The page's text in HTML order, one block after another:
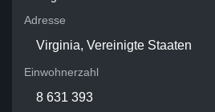
Adresse
Virginia, Vereinigte Staaten
Einwohnerzahl
8 631 393